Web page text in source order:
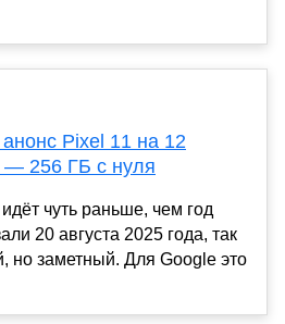
Pixel 11 на 12
— 256 ГБ с нуля
чуть раньше, чем год
20 августа 2025 года, так
но заметный. Для Google это